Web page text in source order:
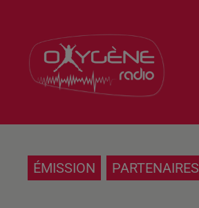
ÉMISSION PARTENAIRES